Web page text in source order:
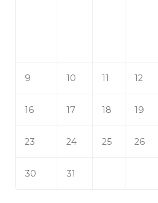
9 10 11 12
16 17 18 19
23 24 25 26
30 31